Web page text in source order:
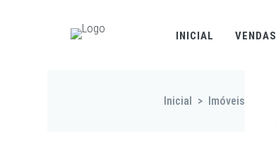
INICIAL VENDAS
Inicial > Imóveis